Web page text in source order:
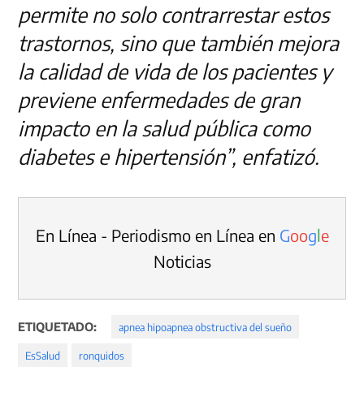
permite no solo contrarrestar estos
trastornos, sino que también mejora
la calidad de vida de los pacientes y
previene enfermedades de gran
impacto en la salud pública como
diabetes e hipertensión”, enfatizó.
En Línea - Periodismo en Línea en Google
Noticias
ETIQUETADO: apnea hipoapnea obstructiva del sueño
EsSalud ronquidos